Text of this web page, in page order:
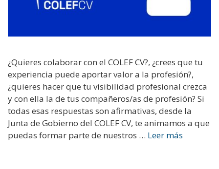
¿Quieres colaborar con el COLEF CV?, ¿crees que tu
experiencia puede aportar valor a la profesión?,
¿quieres hacer que tu visibilidad profesional crezca
y con ella la de tus compañeros/as de profesión? Si
todas esas respuestas son afirmativas, desde la
Junta de Gobierno del COLEF CV, te animamos a que
puedas formar parte de nuestros … Leer más